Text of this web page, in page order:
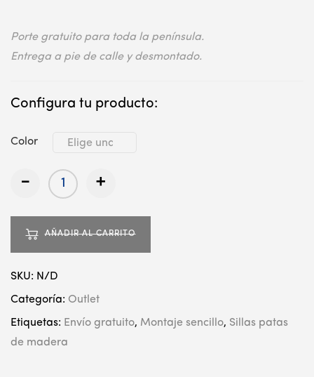
Porte gratuito para toda la península.
Entrega a pie de calle y desmontado.
Configura tu producto:
Color
- +
AÑADIR AL CARRITO
SKU: N/D
Categoría: Outlet
Etiquetas: Envío gratuito, Montaje sencillo, Sillas patas
de madera